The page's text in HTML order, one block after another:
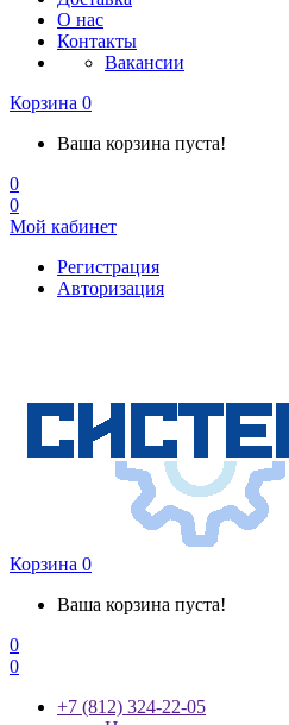
О нас
Контакты
Вакансии
Корзина 0
Ваша корзина пуста!
0
0
Мой кабинет
Регистрация
Авторизация
Корзина 0
Ваша корзина пуста!
0
0
+7 (812) 324-22-05